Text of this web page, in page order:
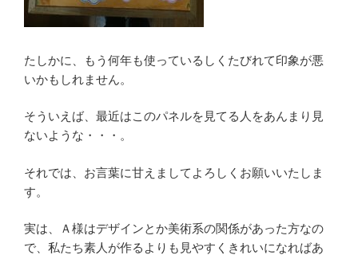
たしかに、もう何年も使っているしくたびれて印象が悪
いかもしれません。
そういえば、最近はこのパネルを見てる人をあんまり見
ないような・・・。
それでは、お言葉に甘えましてよろしくお願いいたしま
す。
実は、Ａ様はデザインとか美術系の関係があった方なの
で、私たち素人が作るよりも見やすくきれいになればあ